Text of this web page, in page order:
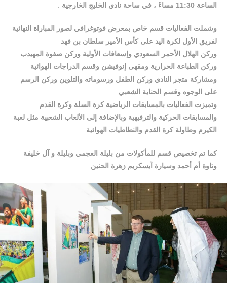
الساعة 11:30 مساءً ، في ساحة نادي الخليج الخارجية
وشملت الفعاليات قسم خاص بمعرض فوتوغرافي لصور المباراة النهائية
لفريق الأول لكرة اليد على كأس الأمير سلطان بن فهد
وركن الهلال الأحمر السعودي وإسعافات الأولية وركن صفوة المهيدب
وركن الطباعة الحرارية ومقهى إنوفيشن وقسم الدراجات الهوائية
ومشاركة متجر النادي وركن الطفل ورسوماته والتلوين وركن الرسم
على الوجوه وقسم الحناية الشعبي
وتميزت الفعاليات بالمسابقات الرياضية كرة السلة وكرة القدم
والمسابقات الحركية والترفيهية وبالإضافة إلى الألعاب الشعبية مثل لعبة
الكيرم وطاولة كرة القدم والنطاطيات الهوائية
كما تم تخصيص قسم للمأكولات من بليلة العجمي وبليلة و آل خليفة
وتاوة أم أحمد وسيارة آيسكريم زهرة الحنين